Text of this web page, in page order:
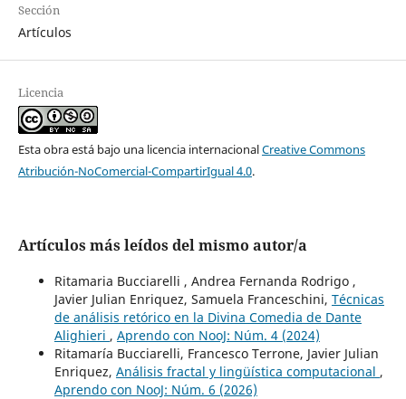
Sección
Artículos
Licencia
Esta obra está bajo una licencia internacionalCreative Commons
Atribución-NoComercial-CompartirIgual 4.0.
Artículos más leídos del mismo autor/a
Ritamaria Bucciarelli , Andrea Fernanda Rodrigo ,
Javier Julian Enriquez, Samuela Franceschini, Técnicas
de análisis retórico en la Divina Comedia de Dante
Alighieri , Aprendo con NooJ: Núm. 4 (2024)
Ritamaría Bucciarelli, Francesco Terrone, Javier Julian
Enriquez, Análisis fractal y lingüística computacional ,
Aprendo con NooJ: Núm. 6 (2026)